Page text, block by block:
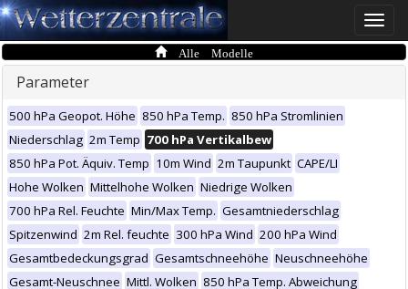
Toggle
Alle Modelle
Parameter
500 hPa Geopot. Höhe 850 hPa Temp. 850 hPa Stromlinien
Niederschlag 2m Temp 700 hPa Vertikalbew
850 hPa Pot. Äquiv. Temp 10m Wind 2m Taupunkt CAPE/LI
Hohe Wolken Mittelhohe Wolken Niedrige Wolken
700 hPa Rel. Feuchte Min/Max Temp. Gesamtniederschlag
Spitzenwind 2m Rel. feuchte 300 hPa Wind 200 hPa Wind
Gesamtbedeckungsgrad Gesamtschneehöhe Neuschneehöhe
Gesamt-Neuschnee Mittl. Wolken 850 hPa Temp. Abweichung